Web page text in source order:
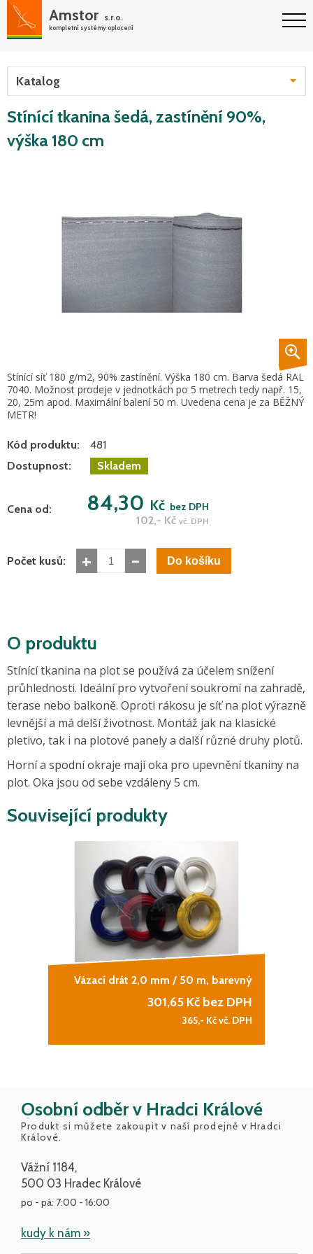
Amstor s.r.o.
kompletní systémy oplocení
Katalog
Stínící tkanina šedá, zastínění 90%,
výška 180 cm
Stínící síť 180 g/m2, 90% zastínění. Výška 180 cm. Barva šedá RAL
7040. Možnost prodeje v jednotkách po 5 metrech tedy např. 15,
20, 25m apod. Maximální balení 50 m. Uvedena cena je za BĚŽNÝ
METR!
Kód produktu:
481
Dostupnost:
Skladem
Cena od: 84,30 Kč bez DPH
102,- Kč vč. DPH
Počet kusů: + -
O produktu
Stínící tkanina na plot se používá za účelem snížení
průhlednosti. Ideální pro vytvoření soukromí na zahradě,
terase nebo balkoně. Oproti rákosu je síť na plot výrazně
levnější a má delší životnost. Montáž jak na klasické
pletivo, tak i na plotové panely a další různé druhy plotů.
Horní a spodní okraje mají oka pro upevnění tkaniny na
plot. Oka jsou od sebe vzdáleny 5 cm.
Související produkty
Vázací drát 2,0 mm / 50 m, barevný
301,65 Kč bez DPH
365,- Kč vč. DPH
Osobní odběr v Hradci Králové
Produkt si můžete zakoupit v naší prodejně v Hradci
Králové.
Vážní 1184,
500 03 Hradec Králové
po - pá: 7:00 - 16:00
kudy k nám »